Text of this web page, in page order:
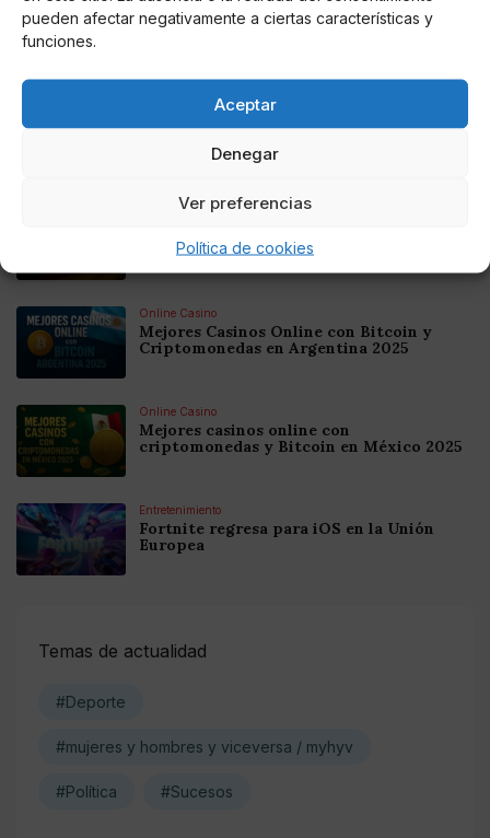
pueden afectar negativamente a ciertas características y
funciones.
Aceptar
Denegar
Ver preferencias
Política de cookies
Stephy
Noticias relacionadas
Online Casino
Colombia 2025: Bitcoin Casinos
Online Casino
Mejores Casinos Online con Bitcoin y
Criptomonedas en Argentina 2025
Online Casino
Mejores casinos online con
criptomonedas y Bitcoin en México 2025
Entretenimiento
Fortnite regresa para iOS en la Unión
Europea
Temas de actualidad
#Deporte
#mujeres y hombres y viceversa / myhyv
#Política #Sucesos